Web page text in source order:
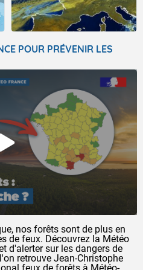
POUR PRÉVENIR LES
nos forêts sont de plus en
de feux. Découvrez la Météo
d'alerter sur les dangers de
retrouve Jean-Christophe